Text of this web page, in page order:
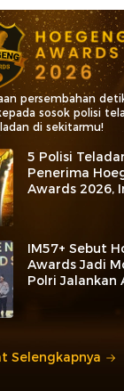
persembahan
sosok polisi
di sekitarmu!
5 Polisi
Penerima
Awards 2026,
Kategori dan
IM57+ Sebut
Awards Jadi
Polri Jalankan
Selengkapnya